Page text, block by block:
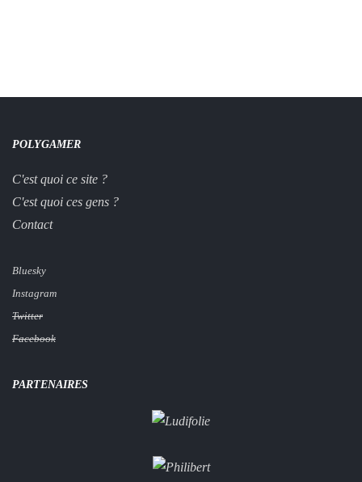
POLYGAMER
C'est quoi ce site ?
C'est quoi ces gens ?
Contact
Bluesky
Instagram
Twitter
Facebook
PARTENAIRES